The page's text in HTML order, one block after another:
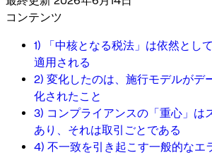
コンテンツ
1) 「中核となる税法」は依然とし
適用される
2) 変化したのは、施行モデルがデ
化されたこと
3) コンプライアンスの「重心」は
あり、それは取引ごとである
4) 不一致を引き起こす一般的なエ